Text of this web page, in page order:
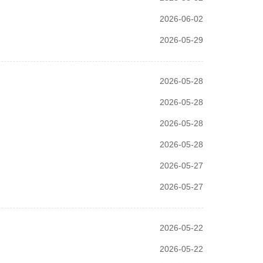
2026-06-02
2026-05-29
2026-05-28
2026-05-28
2026-05-28
2026-05-28
2026-05-27
2026-05-27
2026-05-22
2026-05-22